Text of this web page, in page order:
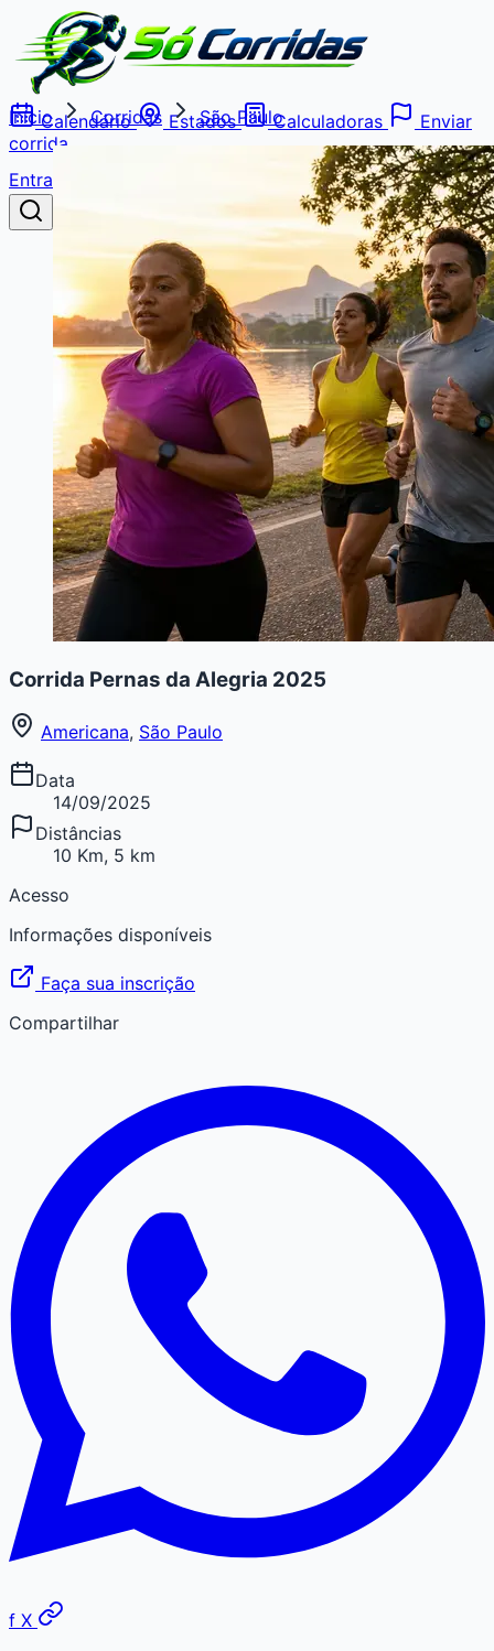
Calendário Estados Calculadoras
Enviar
corrida
Entrar
Início Corridas São Paulo
Corrida Pernas da Alegria 2025
Americana, São Paulo
Data
14/09/2025
Distâncias
10 Km, 5 km
Acesso
Informações disponíveis
Faça sua inscrição
Compartilhar
f X